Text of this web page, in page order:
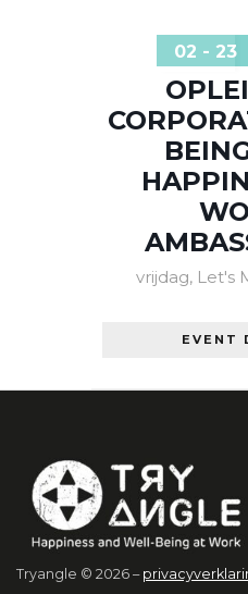
02 - 23
vrijdag, Let's
EVENT
Tryangle © 2026 –